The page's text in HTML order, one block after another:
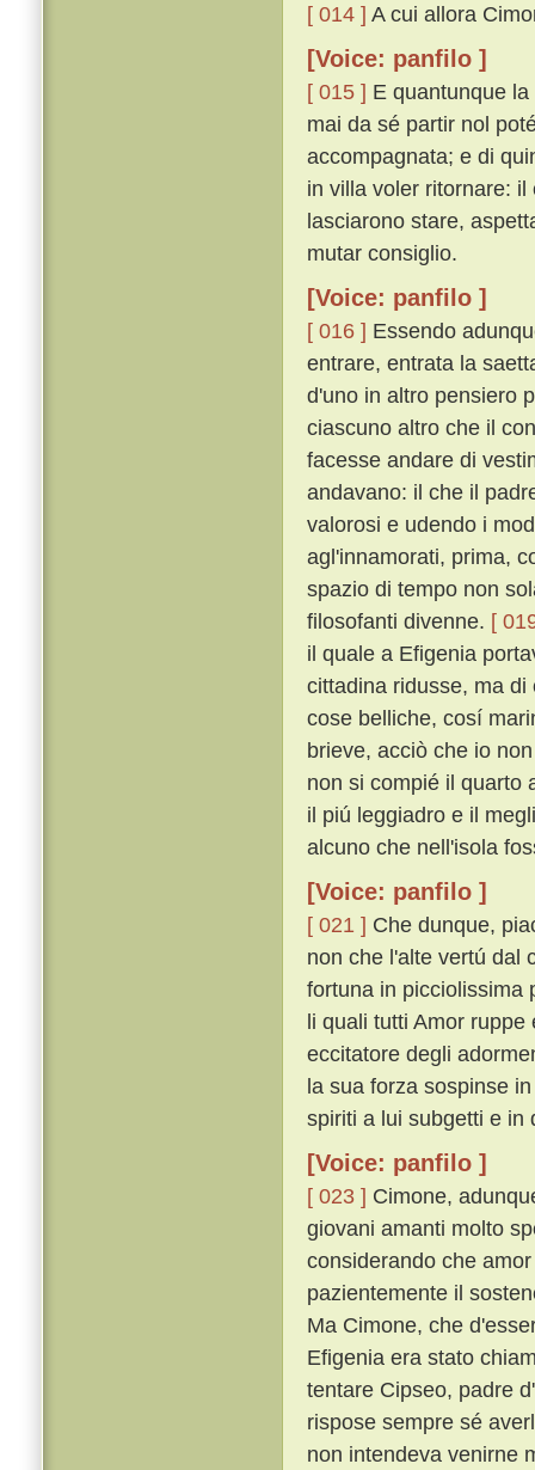
[ 014 ] A cui allora
[Voice: panfilo ]
[ 015 ] E quantunque
mai da sé partir nol
accompagnata; e di
in villa voler ritornare:
lasciarono stare,
mutar consiglio.
[Voice: panfilo ]
[ 016 ] Essendo
entrare, entrata la
d'uno in altro pensiero
ciascuno altro che il
facesse andare di
andavano: il che il
valorosi e udendo i
agl'innamorati, prima,
spazio di tempo non
filosofanti divenne. [
il quale a Efigenia
cittadina ridusse, ma
cose belliche, cosí
brieve, acciò che io
non si compié il quarto
il piú leggiadro e il
alcuno che nell'isola
[Voice: panfilo ]
[ 021 ] Che dunque,
non che l'alte vertú dal
fortuna in picciolissima
li quali tutti Amor
eccitatore degli
la sua forza sospinse
spiriti a lui subgetti e in
[Voice: panfilo ]
[ 023 ] Cimone,
giovani amanti molto
considerando che
pazientemente il
Ma Cimone, che
Efigenia era stato
tentare Cipseo, padre
rispose sempre sé
non intendeva venirne